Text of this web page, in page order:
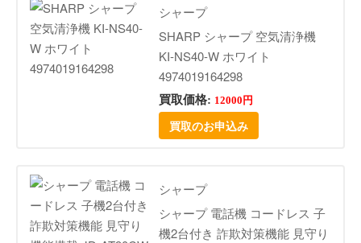
シャープ
SHARP シャープ 空気清浄機
KI-NS40-W ホワイト
4974019164298
買取価格: 12000円
買取のお申込み
シャープ
シャープ 電話機 コードレス 子
機2台付き 詐欺対策機能 見守り